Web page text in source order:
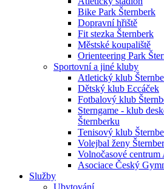
Bike Park Šternberk
Dopravní hřiště
Fit stezka Šternberk
Městské koupaliště
Orienteering Park
Sportovní a jiné kluby
Atletický klub
Dětský klub Eccáček
Fotbalový klub
Sterngame - klub
Šternberku
Tenisový klub
Volejbal ženy
Volnočasové centrum
Asociace Český
Služby
Ubytování